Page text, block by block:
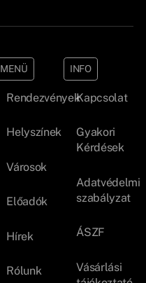
MENÜ
Rendezvények
Helyszínek
Városok
Előadók
Hírek
Rólunk
INFO
Kapcsolat
Gyakori
Kérdések
Adatvédelmi
szabályzat
ÁSZF
Vásárlási